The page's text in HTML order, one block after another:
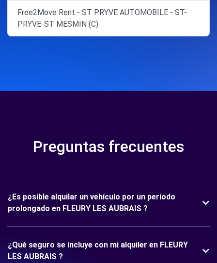
Free2Move Rent - ST PRYVE AUTOMOBILE - ST-
PRYVE-ST MESMIN (C)
Preguntas frecuentes
¿Es posible alquilar un vehículo por un período
prolongado en FLEURY LES AUBRAIS ?
¿Qué seguro se incluye con mi alquiler en FLEURY
LES AUBRAIS ?